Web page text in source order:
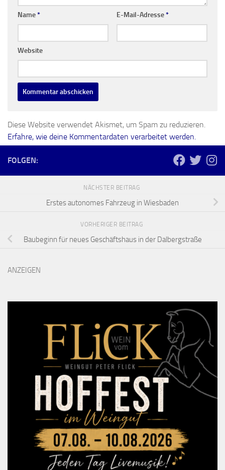
Name* E-Mail-Adresse*
Website
Diese Website verwendet Akismet, um Spam zu reduzieren.
Erfahre, wie deine Kommentardaten verarbeitet werden.
FOLGEN:
NÄCHSTER BEITRAG
Erstes autonomes Fahrzeug in Wiesbaden
VORHERIGER BEITRAG
Baubeginn für neues Geschäftshaus in der Dalbergstraße
ANZEIGEN